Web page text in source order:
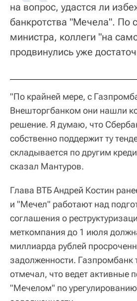
на вопрос, удастся ли
банкротства "Мечела". По
министра, коллеги "на
продвинулись уже
"По крайней мере, с
Внешторгбанком они нашли
решение. Я думаю, что
собственно поддержит ту
складывается по другим
сказал Мантуров.
Глава ВТБ Андрей Костин
и "Мечел" работают над
соглашения о
меткомпания до 1 июля
миллиарда рублей
задолженности. Газпромбанк
отмечал, что ведет активные
"Мечелом" по